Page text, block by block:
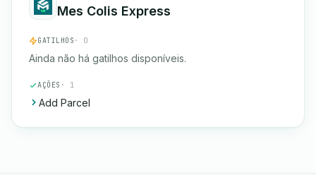
Mes Colis Express
GATILHOS · 0
Ainda não há gatilhos disponíveis.
AÇÕES · 1
Add Parcel